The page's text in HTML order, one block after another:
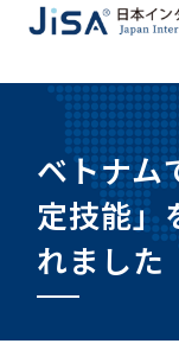
ベトナム
定技能」
れました